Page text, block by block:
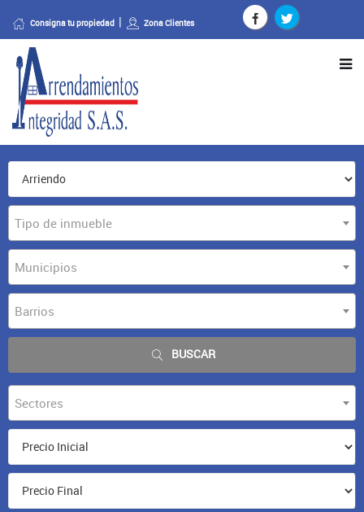
Consigna tu propiedad Zona Clientes
Tipo de inmueble
Municipios
Barrios
BUSCAR
Sectores